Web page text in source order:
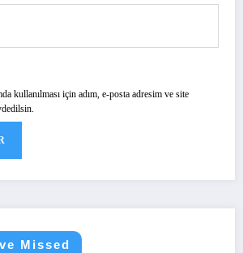
kullanılması için adım, e-posta adresim ve site
Missed